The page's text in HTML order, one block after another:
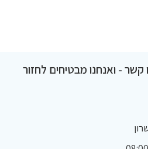
- ואנחנו מבטיחים לחזור